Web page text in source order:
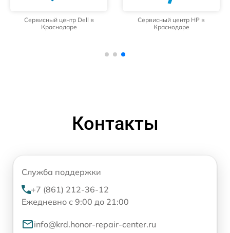
Сервисный центр Dell в
Краснодаре
Сервисный центр HP в
Краснодаре
Контакты
Служба поддержки
+7 (861) 212-36-12
Ежедневно с 9:00 до 21:00
info@krd.honor-repair-center.ru